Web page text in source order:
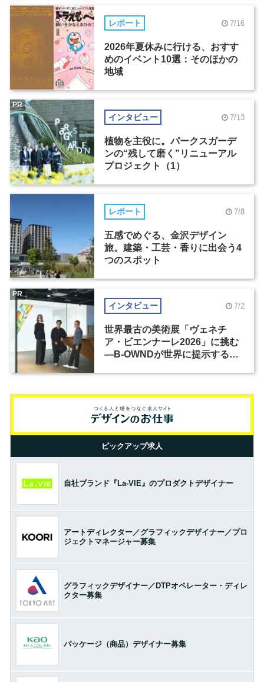
レポート 7/16
2026年夏休みに行ける、おすす
めのイベント10選：そのほかの
地域
インタビュー 7/13
植物を主役に。パークスガーデ
ンの“残して磨く”リニューアル
プロジェクト（1）
PR
レポート 7/8
五感でめぐる、金沢デザイン
旅。建築・工芸・香りに出会う4
つのスポット
インタビュー 7/2
世界最古の美術展「ヴェネチ
ア・ビエンナーレ2026」に挑む
―B-OWNDが世界に提示する美
PR
ピックアップ求人
自社ブランド『La-VIE』のプロダクトデザイナー
アートディレクター／グラフィックデザイナー／プロ
ジェクトマネージャー募集
グラフィックデザイナー／DTPオペレーター・ディレ
クター募集
パッケージ（商品）デザイナー募集